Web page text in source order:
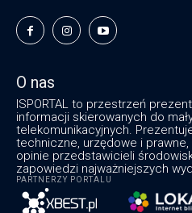
O nas
ISPORTAL to przestrzeń
informacji skierowanych do
telekomunikacyjnych.
techniczne, urzędowe i
opinie przedstawicieli
zapowiedzi najważniejszych
PARTNERZY PORTALU